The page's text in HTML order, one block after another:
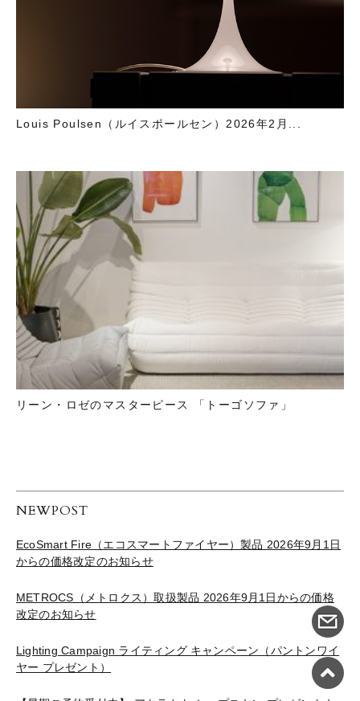
Louis Poulsen（ルイスポールセン）2026年2月...
リーン・ロゼのマスターピース 「トーゴソファ」
NEWPOST
EcoSmart Fire（エコスマートファイヤー）製品 2026年9月1日
からの価格改定のお知らせ
METROCS（メトロクス）取扱製品 2026年9月1日からの価格
改定のお知らせ
Lighting Campaign ライティング キャンペーン（パントンワイ
ヤー プレゼント）